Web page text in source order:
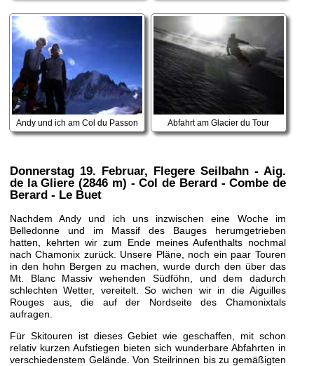
Andy und ich am Col du Passon Abfahrt am Glacier du Tour
Donnerstag 19. Februar, Flegere Seilbahn - Aig.
de la Gliere (2846 m) - Col de Berard - Combe de
Berard - Le Buet
Nachdem Andy und ich uns inzwischen eine Woche im
Belledonne und im Massif des Bauges herumgetrieben
hatten, kehrten wir zum Ende meines Aufenthalts nochmal
nach Chamonix zurück. Unsere Pläne, noch ein paar Touren
in den hohn Bergen zu machen, wurde durch den über das
Mt. Blanc Massiv wehenden Südföhn, und dem dadurch
schlechten Wetter, vereitelt. So wichen wir in die Aiguilles
Rouges aus, die auf der Nordseite des Chamonixtals
aufragen.
Für Skitouren ist dieses Gebiet wie geschaffen, mit schon
relativ kurzen Aufstiegen bieten sich wunderbare Abfahrten in
verschiedenstem Gelände. Von Steilrinnen bis zu gemäßigten